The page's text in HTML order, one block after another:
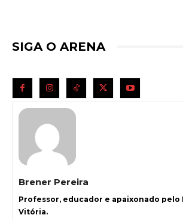
SIGA O ARENA
Brener Pereira
Professor, educador e apaixonado pelo
Vitória.